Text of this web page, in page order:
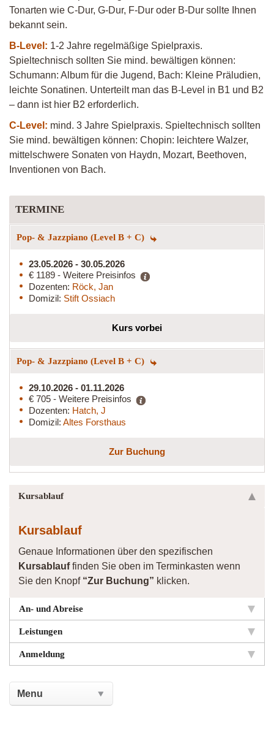
Tonarten wie C-Dur, G-Dur, F-Dur oder B-Dur sollte Ihnen
bekannt sein.
B-Level: 1-2 Jahre regelmäßige Spielpraxis.
Spieltechnisch sollten Sie mind. bewältigen können:
Schumann: Album für die Jugend, Bach: Kleine Präludien,
leichte Sonatinen. Unterteilt man das B-Level in B1 und B2
– dann ist hier B2 erforderlich.
C-Level: mind. 3 Jahre Spielpraxis. Spieltechnisch sollten
Sie mind. bewältigen können: Chopin: leichtere Walzer,
mittelschwere Sonaten von Haydn, Mozart, Beethoven,
Inventionen von Bach.
TERMINE
Pop- & Jazzpiano (Level B + C)
23.05.2026 - 30.05.2026
€ 1189 - Weitere Preisinfos
Dozenten: Röck, Jan
Domizil: Stift Ossiach
Kurs vorbei
Pop- & Jazzpiano (Level B + C)
29.10.2026 - 01.11.2026
€ 705 - Weitere Preisinfos
Dozenten: Hatch, J
Domizil: Altes Forsthaus
Zur Buchung
Kursablauf
Kursablauf
Genaue Informationen über den spezifischen
Kursablauffinden Sie oben im Terminkasten wenn
Sie den Knopf “Zur Buchung” klicken.
An- und Abreise
Leistungen
Anmeldung